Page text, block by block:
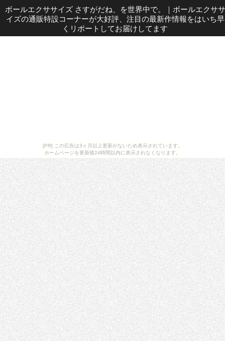
[PR] この広告は3ヶ月以上更新がないため表示されています。
ホームページを更新後24時間以内に表示されなくなります。
ボールエクササイズ さすがだね、を世界中で。 ｜ ボールエクササ
イズの通販特設コーナーが大好評、注目の最新作情報をはいち早
くリポートしてお届けしてます